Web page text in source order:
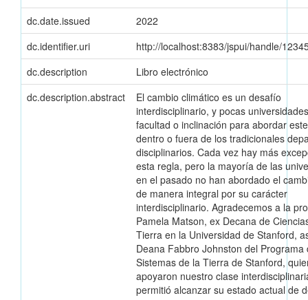
dc.date.issued
2022
dc.identifier.uri
http://localhost:8383/jspui/handle/
dc.description
Libro electrónico
dc.description.abstract
El cambio climático es un desafío
interdisciplinario, y pocas
facultad o inclinación para abordar
dentro o fuera de los tradicionales
disciplinarios. Cada vez hay más
esta regla, pero la mayoría de las
en el pasado no han abordado el
de manera integral por su carácter
interdisciplinario. Agradecemos a la
Pamela Matson, ex Decana de
Tierra en la Universidad de Stanford,
Deana Fabbro Johnston del Programa
Sistemas de la Tierra de Stanford,
apoyaron nuestro clase
permitió alcanzar su estado actual de